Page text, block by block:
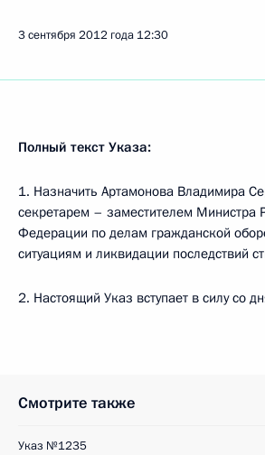
3 сентября 2012 года 12:30
Полный текст Указа:
1. Назначить Артамонова Владимира
секретарем – заместителем Министра
Федерации по делам гражданской
ситуациям и ликвидации последствий
2. Настоящий Указ вступает в силу со
Смотрите также
Указ №1235